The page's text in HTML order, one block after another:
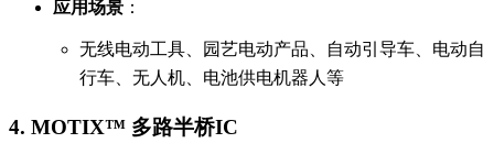
应用场景 ：
无线电动工具、园艺电动产品、自动引导车、电动自
行车、无人机、电池供电机器人等
4. MOTIX™ 多路半桥IC